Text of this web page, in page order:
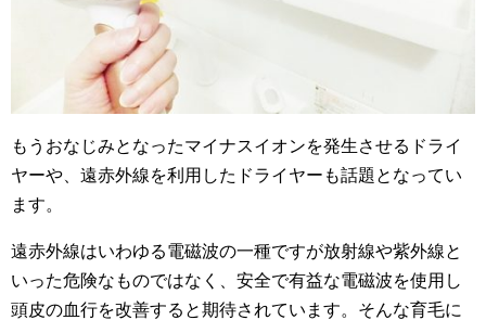
もうおなじみとなったマイナスイオンを発生させるドライ
ヤーや、遠赤外線を利用したドライヤーも話題となってい
ます。
遠赤外線はいわゆる電磁波の一種ですが放射線や紫外線と
いった危険なものではなく、安全で有益な電磁波を使用し
頭皮の血行を改善すると期待されています。そんな育毛に